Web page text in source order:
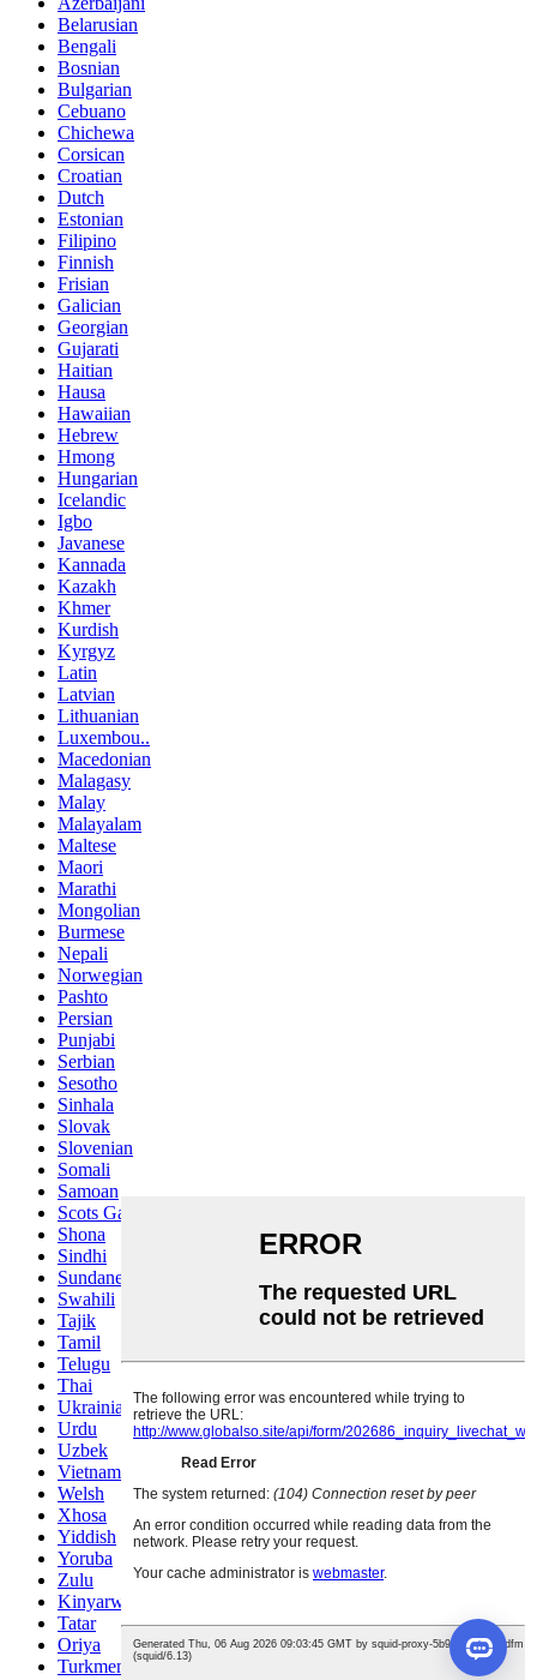
Belarusian
Bengali
Bosnian
Bulgarian
Cebuano
Chichewa
Corsican
Croatian
Dutch
Estonian
Filipino
Finnish
Frisian
Galician
Georgian
Gujarati
Haitian
Hausa
Hawaiian
Hebrew
Hmong
Hungarian
Icelandic
Igbo
Javanese
Kannada
Kazakh
Khmer
Kurdish
Kyrgyz
Latin
Latvian
Lithuanian
Luxembou..
Macedonian
Malagasy
Malay
Malayalam
Maltese
Maori
Marathi
Mongolian
Burmese
Nepali
Norwegian
Pashto
Persian
Punjabi
Serbian
Sesotho
Sinhala
Slovak
Slovenian
Somali
Samoan
Scots Gaelic
Shona
Sindhi
Sundanese
Swahili
Tajik
Tamil
Telugu
Thai
Ukrainian
Urdu
Uzbek
Vietnamese
Welsh
Xhosa
Yiddish
Yoruba
Zulu
Kinyarwanda
Tatar
Oriya
Turkmen